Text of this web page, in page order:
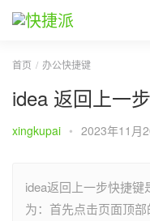
首页 办公快捷键
idea 返回上一
xingkupai • 2023年11月
idea返回上一步快捷
为：首先点击页面顶部